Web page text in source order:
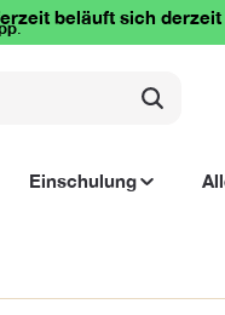
beläuft sich derzeit
.
Einschulung